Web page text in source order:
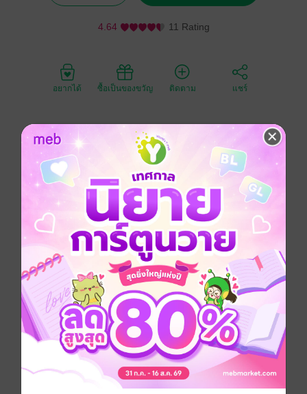
4.64 11 Rating
อยากได้ ซื้อเป็นของขวัญ ติดตาม แชร์
เพราะพลัดตกน้ำจึงต้องมาแต่งงานกับชายที่เธอไม่ได้รัก
หลังคลอดลูกได้ 2 ปี เธอเสียชีวิตลงด้วยความตรอมใจ จน
ทำให้ "จันทร์เจ้าขา" หญิงสาวจากยุค 2023 มาแทนที่เธอ
เจ้าขาผู้มาพร้อมกับมิติวิเศษ 'อดอยากเหรอ ฉันไม่กลัว
หรอก ความจน ฉันก็ไม่กลัว เพราะฉันมีของมาเพียบ ฮ่า
ฮ่า ฮ่า' แถมยังได้สามีหล่อ ลูกสาวน่ารักพ่วงติดมา แค่นี้
เธอยอมสู้ตาย
จีนโบราณ ย้อนยุค/พีเรียด ครอบครัว
ซีรีส์ ทะลุมิติมาทำสวนสมุนไพรยุค 70
ประเภทไฟล์ pdf, epub(สารบัญ)
วันที่วางขาย 15 มิถุนายน 2567